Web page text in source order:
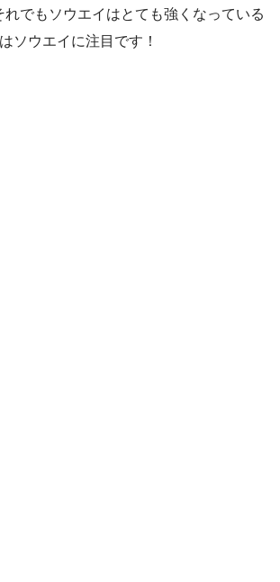
れでもソウエイはとても強くなっている
ソウエイに注目です！